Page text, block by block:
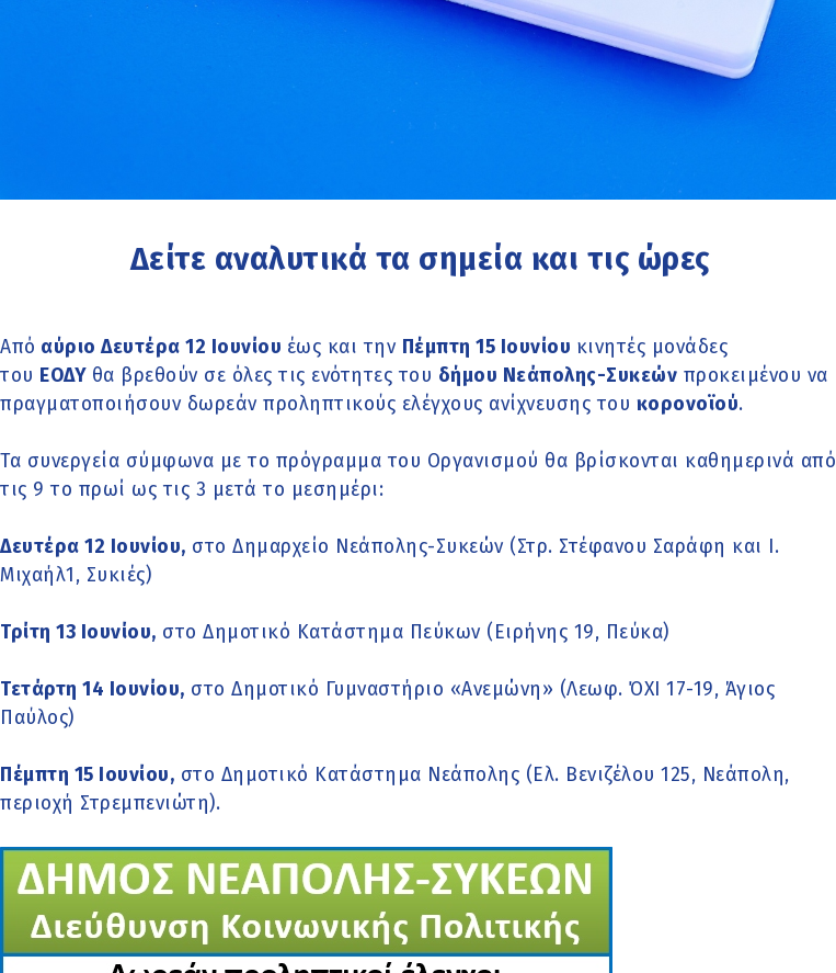
Δείτε αναλυτικά τα σημεία και τις ώρες
Από αύριο Δευτέρα 12 Ιουνίου έως και την Πέμπτη 15 Ιουνίου κινητές μονάδες
του ΕΟΔΥ θα βρεθούν σε όλες τις ενότητες του δήμου Νεάπολης-Συκεών προκειμένου να
πραγματοποιήσουν δωρεάν προληπτικούς ελέγχους ανίχνευσης του κορονοϊού.
Τα συνεργεία σύμφωνα με το πρόγραμμα του Οργανισμού θα βρίσκονται καθημερινά από
τις 9 το πρωί ως τις 3 μετά το μεσημέρι:
Δευτέρα 12 Ιουνίου, στο Δημαρχείο Νεάπολης-Συκεών (Στρ. Στέφανου Σαράφη και Ι.
Μιχαήλ1, Συκιές)
Τρίτη 13 Ιουνίου, στο Δημοτικό Κατάστημα Πεύκων (Ειρήνης 19, Πεύκα)
Τετάρτη 14 Ιουνίου, στο Δημοτικό Γυμναστήριο «Ανεμώνη» (Λεωφ. ΌΧΙ 17-19, Άγιος
Παύλος)
Πέμπτη 15 Ιουνίου, στο Δημοτικό Κατάστημα Νεάπολης (Ελ. Βενιζέλου 125, Νεάπολη,
περιοχή Στρεμπενιώτη).